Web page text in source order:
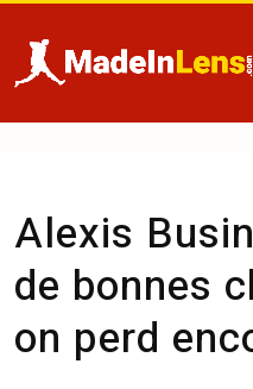
Alexis
de bonnes
on perd